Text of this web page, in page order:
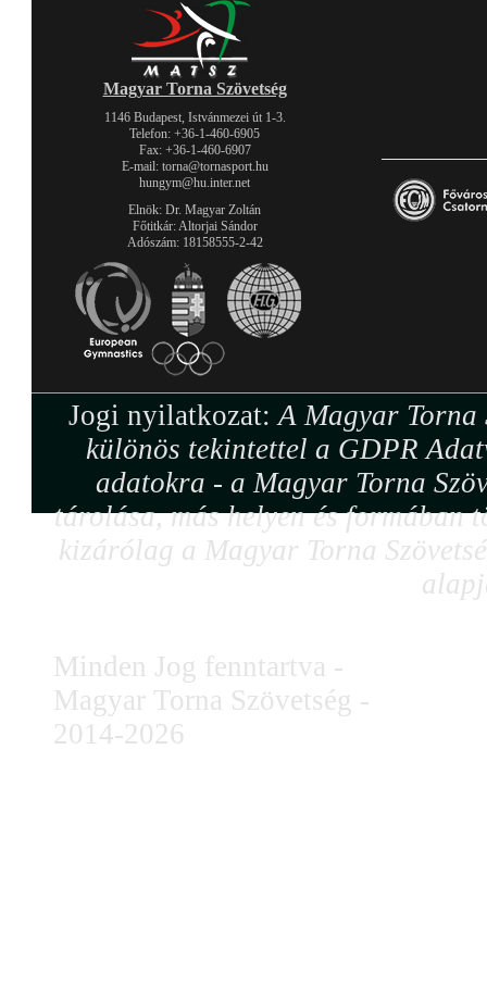
Magyar Torna Szövetség
1146 Budapest, Istvánmezei út 1-3.
Telefon: +36-1-460-6905
Fax: +36-1-460-6907
E-mail: torna@tornasport.hu
hungym@hu.inter.net
Elnök: Dr. Magyar Zoltán
Főtitkár: Altorjai Sándor
Adószám: 18158555-2-42
Jogi nyilatkozat:A Magyar Torna
különös tekintettel a GDPR
adatokra - a Magyar Torna
tárolása, más helyen és formában
kizárólag a Magyar Torna
Minden Jog fenntartva -
Magyar Torna Szövetség -
2014-2026